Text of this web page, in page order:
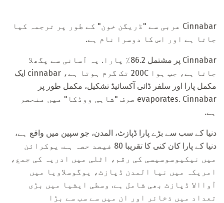
Cinnabar عربی سے "ڈریگن خون" کے طور پر ترجمہ کیا
جاتا ہے اور اس کا دوسرا نام ہے.
Cinnabar پر مشتمل 86.2٪ پارا. یہ آسانی سے پگھلا
جاتا ہے، جب ہوا 200C تک گرم ہوتا ہے، cinnabar ایک
مکمل پارا اور سلفر ڈائی آکسائیڈ تشکیل، مکمل طور پر
evaporates. Cinnabar صرف "شاہی ووڈکا" میں منحصر
ہے.
دنیا کے سب سے بڑے پارا ڈپازٹ، المدن، جو سپین میں واقع ہے،
دنیا کے پارا کان کنی کا تقریبا 80 فیصد حصہ ہے. یوکرائن
میں نیکیوسوسیسی کی رقم، اٹلی میں ادریہ کی جمع،
امریکہ میں نیا المدن ڈپازٹ، یوگوسلاویا میں
آواالا ڈپازٹ بھی شامل ہے. وسطی ایشیا میں بڑی
تعداد میں ذخائر اور ان میں سے سب سے بڑا